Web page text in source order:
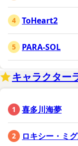
ToHeart2
PARA-SOL
キャラクター
喜多川海夢
ロキシー・ミ